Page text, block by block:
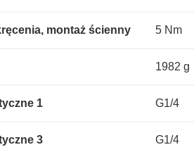
montaż ścienny 5 Nm
1982 g
1 G1/4
3 G1/4